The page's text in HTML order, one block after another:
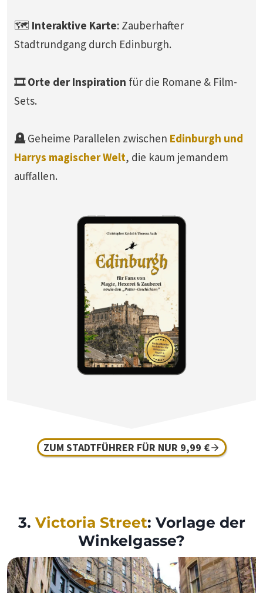
🗺️ Interaktive Karte: Zauberhafter
Stadtrundgang durch Edinburgh.
🎞️ Orte der Inspiration für die Romane & Film-
Sets.
🪦Geheime Parallelen zwischen Edinburgh und
Harrys magischer Welt, die kaum jemandem
auffallen.
ZUM STADTFÜHRER FÜR NUR 9,99 €
3. Victoria Street: Vorlage der
Winkelgasse?